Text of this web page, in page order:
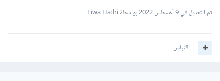
تم التعديل في9 أغسطس 2022 بواسطة Liwa Hadri
اقتباس